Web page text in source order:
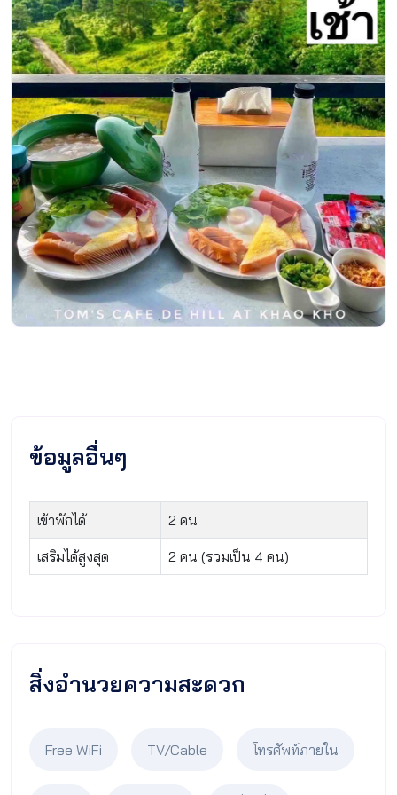
ข้อมูลอื่นๆ
เข้าพักได้ 2 คน
เสริมได้สูงสุด 2 คน (รวมเป็น 4 คน)
สิ่งอำนวยความสะดวก
Free WiFi TV/Cable โทรศัพท์ภายใน